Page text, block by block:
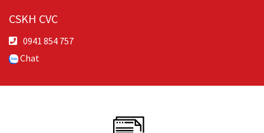
CSKH CVC
0941 854 757
Chat